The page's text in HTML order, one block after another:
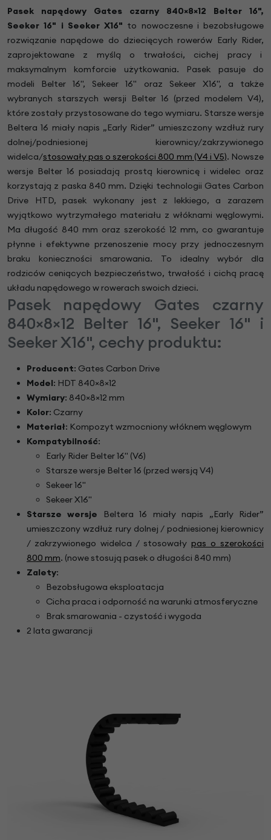
Pasek napędowy Gates czarny 840×8×12 Belter 16",
Seeker 16" i Seeker X16" to nowoczesne i bezobsługowe
rozwiązanie napędowe do dziecięcych rowerów Early Rider,
zaprojektowane z myślą o trwałości, cichej pracy i
maksymalnym komforcie użytkowania. Pasek pasuje do
modeli Belter 16", Sekeer 16" oraz Sekeer X16", a także
wybranych starszych wersji Belter 16 (przed modelem V4),
które zostały przystosowane do tego wymiaru. Starsze wersje
Beltera 16 miały napis „Early Rider” umieszczony wzdłuż rury
dolnej/podniesionej kierownicy/zakrzywionego
widelca/stosowały pas o szerokości 800 mm (V4 i V5). Nowsze
wersje Belter 16 posiadają prostą kierownicę i widelec oraz
korzystają z paska 840 mm. Dzięki technologii Gates Carbon
Drive HTD, pasek wykonany jest z lekkiego, a zarazem
wyjątkowo wytrzymałego materiału z włóknami węglowymi.
Ma długość 840 mm oraz szerokość 12 mm, co gwarantuje
płynne i efektywne przenoszenie mocy przy jednoczesnym
braku konieczności smarowania. To idealny wybór dla
rodziców ceniących bezpieczeństwo, trwałość i cichą pracę
układu napędowego w rowerach swoich dzieci.
Pasek napędowy Gates czarny
840×8×12 Belter 16", Seeker 16" i
Seeker X16", cechy produktu:
Producent: Gates Carbon Drive
Model: HDT 840×8×12
Wymiary: 840×8×12 mm
Kolor: Czarny
Materiał: Kompozyt wzmocniony włóknem węglowym
Kompatybilność:
Early Rider Belter 16" (V6)
Starsze wersje Belter 16 (przed wersją V4)
Sekeer 16"
Sekeer X16"
Starsze wersje Beltera 16 miały napis „Early Rider”
umieszczony wzdłuż rury dolnej / podniesionej kierownicy
/ zakrzywionego widelca / stosowały pas o szerokości
800 mm. (nowe stosują pasek o długości 840 mm)
Zalety:
Bezobsługowa eksploatacja
Cicha praca i odporność na warunki atmosferyczne
Brak smarowania - czystość i wygoda
2 lata gwarancji